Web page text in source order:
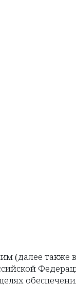
(далее также